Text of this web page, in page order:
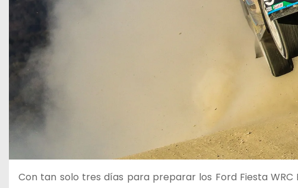
Con tan solo tres días para preparar los Ford Fiesta